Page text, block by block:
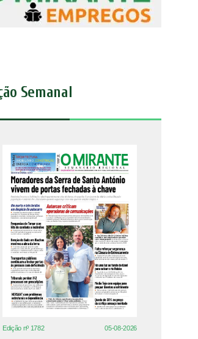
Semanal
Edição nº 1782 05-08-2026